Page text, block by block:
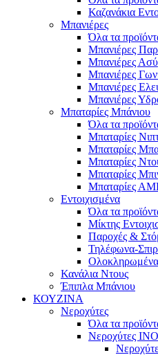
Καζανάκια
Μπανιέρες
Όλα τα
Μπανιέρες
Μπανιέρες
Μπανιέρες
Μπανιέρες
Μπανιέρες
Μπαταρίες Μπάνιου
Όλα τα
Μπαταρίες
Μπαταρίες
Μπαταρίες
Μπαταρίες
Μπαταρίες
Εντοιχισμένα
Όλα τα
Μίκτης
Παροχές &
Τηλέφωνα-
Ολοκληρωμένα
Κανάλια Ντους
Έπιπλα Μπάνιου
ΚΟΥΖΙΝΑ
Νεροχύτες
Όλα τα
Νεροχύτες